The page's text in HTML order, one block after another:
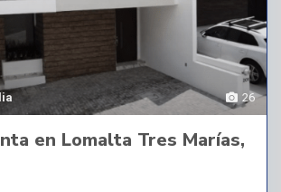
26
en Lomalta Tres Marías,